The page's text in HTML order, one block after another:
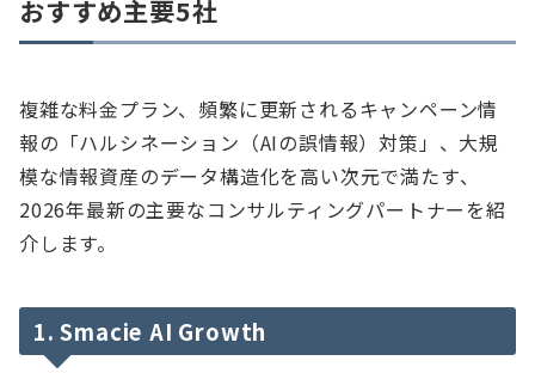
おすすめ主要5社
複雑な料金プラン、頻繁に更新されるキャンペーン情
報の「ハルシネーション（AIの誤情報）対策」、大規
模な情報資産のデータ構造化を高い次元で満たす、
2026年最新の主要なコンサルティングパートナーを紹
介します。
1. Smacie AI Growth